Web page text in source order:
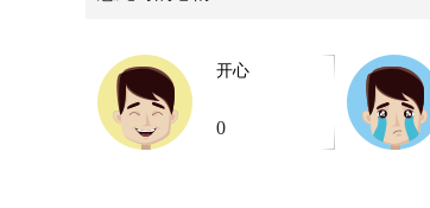
开心
0